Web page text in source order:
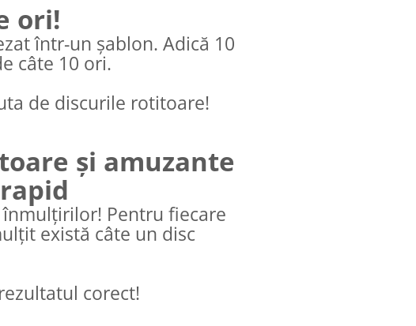
ori!
într-un șablon. Adică 10
câte 10 ori.
de discurile rotitoare!
și amuzante
Pentru fiecare
există câte un disc
corect!